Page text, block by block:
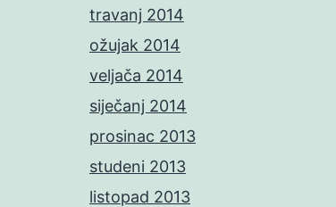
travanj 2014
ožujak 2014
veljača 2014
siječanj 2014
prosinac 2013
studeni 2013
listopad 2013